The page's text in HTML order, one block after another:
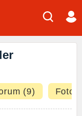
(9)